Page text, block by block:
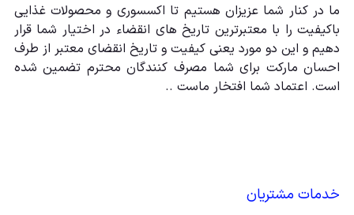
ما در کنار شما عزیزان هستیم تا اکسسوری و محصولات غذایی
باکیفیت را با معتبرترین تاریخ های انقضاء در اختیار شما قرار
دهیم و این دو مورد یعنی کیفیت و تاریخ انقضای معتبر از طرف
احسان مارکت برای شما مصرف کنندگان محترم تضمین شده
است. اعتماد شما افتخار ماست ..
خدمات مشتریان